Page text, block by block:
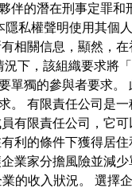
的潛在刑事定罪
隱私權聲明使用其個
相關信息，顯然，
下，該組織要求將
單獨的參與者要求
有限責任公司是
有限責任公司，它
利的條件下獲得居住
業家分擔風險並減
的收入狀況。 選擇